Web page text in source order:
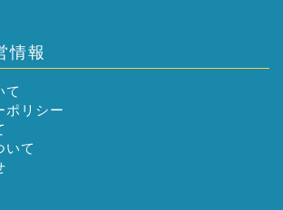
情報
て
ポリシー
いて